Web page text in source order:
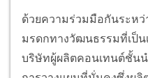
ด้วยความร่วมมือกันระหว่
มรดกทางวัฒนธรรมที่เป็
บริษัทผู้ผลิตคอนเทนต์ชั้น